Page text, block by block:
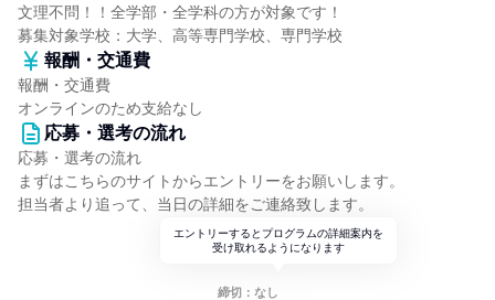
文理不問！！全学部・全学科の方が対象です！
募集対象学校：大学、高等専門学校、専門学校
報酬・交通費
報酬・交通費
オンラインのため支給なし
応募・選考の流れ
応募・選考の流れ
まずはこちらのサイトからエントリーをお願いします。
担当者より追って、当日の詳細をご連絡致します。
エントリーするとプログラムの詳細案内を
受け取れるようになります
締切：なし